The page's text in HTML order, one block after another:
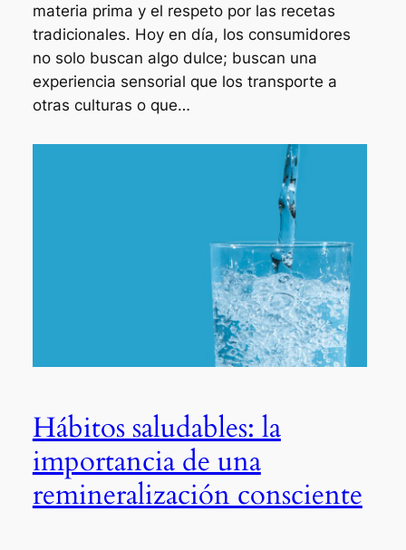
materia prima y el respeto por las recetas
tradicionales. Hoy en día, los consumidores
no solo buscan algo dulce; buscan una
experiencia sensorial que los transporte a
otras culturas o que…
Hábitos saludables: la
importancia de una
remineralización consciente